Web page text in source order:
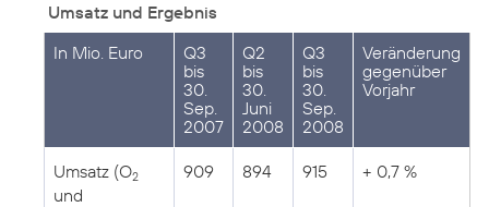
Umsatz und Ergebnis
In Mio. Euro
Q3
bis
30.
Sep.
2007
Q2
bis
30.
Juni
2008
Q3
bis
30.
Sep.
2008
Veränderung
gegenüber
Vorjahr
Umsatz (O2
und
909 894 915 + 0,7 %